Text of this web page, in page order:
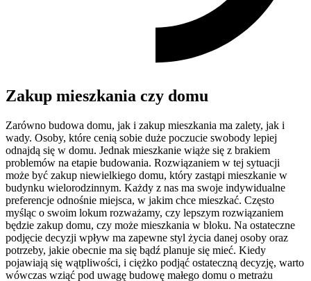
Zakup mieszkania czy domu
Zarówno budowa domu, jak i zakup mieszkania ma zalety, jak i
wady. Osoby, które cenią sobie duże poczucie swobody lepiej
odnajdą się w domu. Jednak mieszkanie wiąże się z brakiem
problemów na etapie budowania. Rozwiązaniem w tej sytuacji
może być zakup niewielkiego domu, który zastąpi mieszkanie w
budynku wielorodzinnym. Każdy z nas ma swoje indywidualne
preferencje odnośnie miejsca, w jakim chce mieszkać. Często
myśląc o swoim lokum rozważamy, czy lepszym rozwiązaniem
będzie zakup domu, czy może mieszkania w bloku. Na ostateczne
podjęcie decyzji wpływ ma zapewne styl życia danej osoby oraz
potrzeby, jakie obecnie ma się bądź planuje się mieć. Kiedy
pojawiają się wątpliwości, i ciężko podjąć ostateczną decyzję, warto
wówczas wziąć pod uwagę budowę małego domu o metrażu